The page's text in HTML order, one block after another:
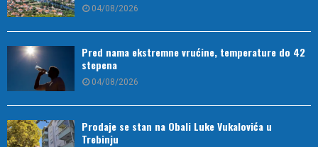
04/08/2026
Pred nama ekstremne vrućine, temperature do 42
stepena
04/08/2026
Prodaje se stan na Obali Luke Vukalovića u
Trebinju